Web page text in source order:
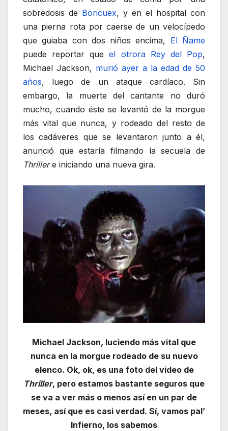
sobredosis de Boricuex, y en el hospital con
una pierna rota por caerse de un velocípedo
que guiaba con dos niños encima, El Ñame
puede reportar queel otrora Rey del Pop,
Michael Jackson, murió ayer a la edad de 50
años, luego de un ataque cardíaco. Sin
embargo, la muerte del cantante no duró
mucho, cuando éste se levantó de la morgue
más vital que nunca, y rodeado del resto de
los cadáveres que se levantaron junto a él,
anunció que estaría filmando la secuela de
Thrillere iniciando una nueva gira.
Michael Jackson, luciendo más vital que
nunca en la morgue rodeado de su nuevo
elenco. Ok, ok, es una foto del video de
Thriller, pero estamos bastante seguros que
se va a ver más o menos así en un par de
meses, así que es casi verdad. Sí, vamos pal’
Infierno, los sabemos